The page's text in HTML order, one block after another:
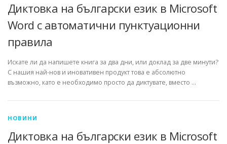
Диктовка на български език в Microsoft
Word с автоматични пунктуационни
правила
Искате ли да напишете книга за два дни, или доклад за две минути?
С нашия най-нов и иновативен продукт това е абсолютно
възможно, като е необходимо просто да диктувате, вместо …
НОВИНИ
Диктовка на български език в Microsoft